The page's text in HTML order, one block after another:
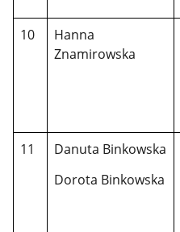
10
Hanna
Znamirowska
11
Danuta Binkowska
Dorota Binkowska